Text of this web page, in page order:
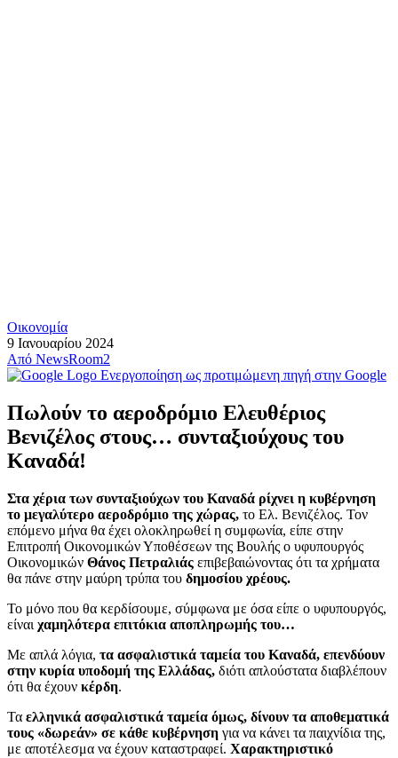
Οικονομία
9 Ιανουαρίου 2024
Από NewsRoom2
Ενεργοποίηση ως προτιμώμενη πηγή στην Google
Πωλούν το αεροδρόμιο Ελευθέριος
Βενιζέλος στους… συνταξιούχους του
Καναδά!
Στα χέρια των συνταξιούχων του Καναδά ρίχνει η κυβέρνηση
το μεγαλύτερο αεροδρόμιο της χώρας, το Ελ. Βενιζέλος. Τον
επόμενο μήνα θα έχει ολοκληρωθεί η συμφωνία, είπε στην
Επιτροπή Οικονομικών Υποθέσεων της Βουλής ο υφυπουργός
Οικονομικών Θάνος Πετραλιάς επιβεβαιώνοντας ότι τα χρήματα
θα πάνε στην μαύρη τρύπα του δημοσίου χρέους.
Το μόνο που θα κερδίσουμε, σύμφωνα με όσα είπε ο υφυπουργός,
είναι χαμηλότερα επιτόκια αποπληρωμής του…
Με απλά λόγια, τα ασφαλιστικά ταμεία του Καναδά, επενδύουν
στην κυρία υποδομή της Ελλάδας, διότι απλούστατα διαβλέπουν
ότι θα έχουν κέρδη.
Τα ελληνικά ασφαλιστικά ταμεία όμως, δίνουν τα αποθεματικά
τους «δωρεάν» σε κάθε κυβέρνηση για να κάνει τα παιχνίδια της,
με αποτέλεσμα να έχουν καταστραφεί. Χαρακτηριστικό